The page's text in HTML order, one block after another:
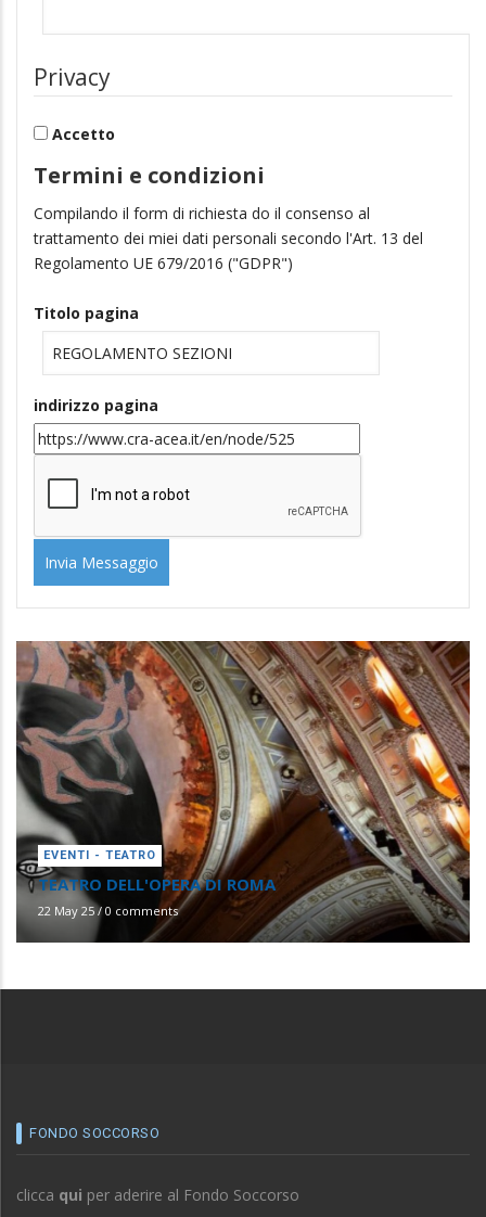
Privacy
Accetto
Termini e condizioni
Compilando il form di richiesta do il consenso al
trattamento dei miei dati personali secondo l'Art. 13 del
Regolamento UE 679/2016 ("GDPR")
Titolo pagina
indirizzo pagina
EVENTI - TEATRO
TEATRO DELL'OPERA DI ROMA
22 May 25 / 0 comments
FONDO SOCCORSO
clicca qui per aderire al Fondo Soccorso